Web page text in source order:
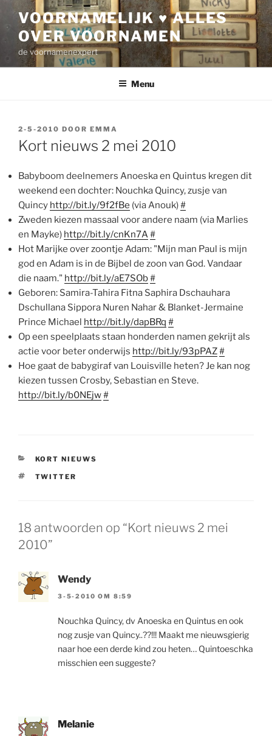
inhoud
VOORNAMELIJK ♥ ALLES
OVER VOORNAMEN
de voornamenexpert
Menu
GEPLAATST
OP
2-5-2010 DOOR EMMA
Kort nieuws 2 mei 2010
Babyboom deelnemers Anoeska en Quintus kregen dit
weekend een dochter: Nouchka Quincy, zusje van
Quincy http://bit.ly/9f2fBe (via Anouk)#
Zweden kiezen massaal voor andere naam (via Marlies
en Mayke) http://bit.ly/cnKn7A#
Hot Marijke over zoontje Adam: "Mijn man Paul is mijn
god en Adam is in de Bijbel de zoon van God. Vandaar
die naam." http://bit.ly/aE7SOb#
Geboren: Samira-Tahira Fitna Saphira Dschauhara
Dschullana Sippora Nuren Nahar & Blanket-Jermaine
Prince Michael http://bit.ly/dapBRq #
Op een speelplaats staan honderden namen gekrijt als
actie voor beter onderwijs http://bit.ly/93pPAZ#
Hoe gaat de babygiraf van Louisville heten? Je kan nog
kiezen tussen Crosby, Sebastian en Steve.
http://bit.ly/b0NEjw#
CATEGORIEËN
KORT NIEUWS
TAGS
TWITTER
18 antwoorden op “Kort nieuws 2 mei
2010”
Wendy
3-5-2010 OM 8:59
Nouchka Quincy, dv Anoeska en Quintus en ook
nog zusje van Quincy..??!!! Maakt me nieuwsgierig
naar hoe een derde kind zou heten… Quintoeschka
misschien een suggeste?
Melanie